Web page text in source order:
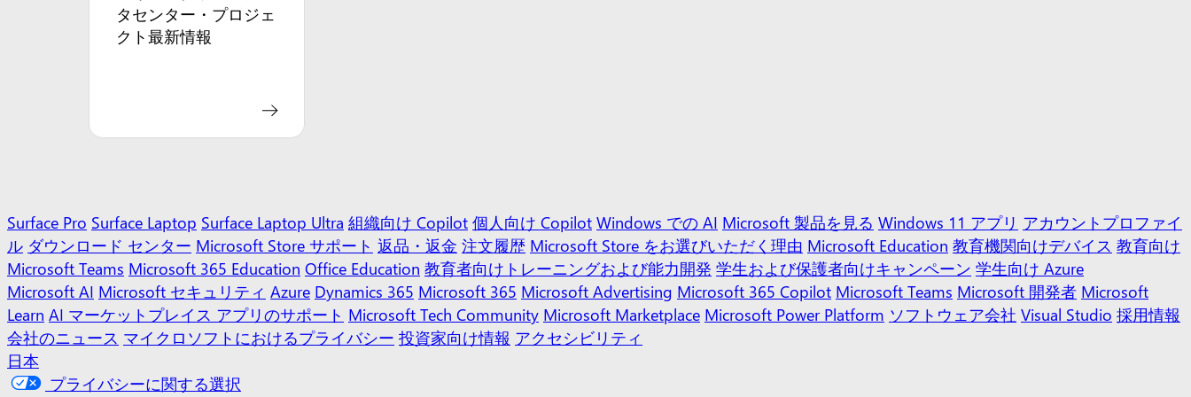
タセンター・プロジェ
クト最新情報
Surface Pro Surface Laptop Surface Laptop Ultra 組織向け Copilot 個人向け Copilot Windows での AI Microsoft 製品を見る Windows 11 アプリ アカウントプロファイ
ル ダウンロード センター Microsoft Store サポート 返品・返金 注文履歴 Microsoft Store をお選びいただく理由 Microsoft Education 教育機関向けデバイス 教育向け
Microsoft Teams Microsoft 365 Education Office Education 教育者向けトレーニングおよび能力開発 学生および保護者向けキャンペーン 学生向け Azure
Microsoft AI Microsoft セキュリティ Azure Dynamics 365 Microsoft 365 Microsoft Advertising Microsoft 365 Copilot Microsoft Teams Microsoft 開発者 Microsoft
Learn AI マーケットプレイス アプリのサポート Microsoft Tech Community Microsoft Marketplace Microsoft Power Platform ソフトウェア会社 Visual Studio 採用情報
会社のニュース マイクロソフトにおけるプライバシー 投資家向け情報 アクセシビリティ
日本
プライバシーに関する選択